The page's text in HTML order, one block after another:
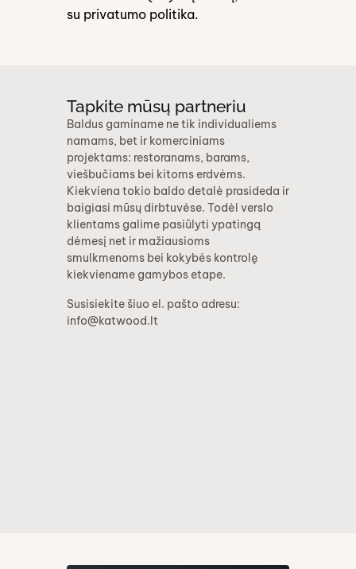
su privatumo politika.
Tapkite mūsų partneriu
Baldus gaminame ne tik individualiems
namams, bet ir komerciniams
projektams: restoranams, barams,
viešbučiams bei kitoms erdvėms.
Kiekviena tokio baldo detalė prasideda ir
baigiasi mūsų dirbtuvėse. Todėl verslo
klientams galime pasiūlyti ypatingą
dėmesį net ir mažiausioms
smulkmenoms bei kokybės kontrolę
kiekviename gamybos etape.
Susisiekite šiuo el. pašto adresu:
info@katwood.lt